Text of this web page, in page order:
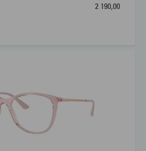
2 190,00